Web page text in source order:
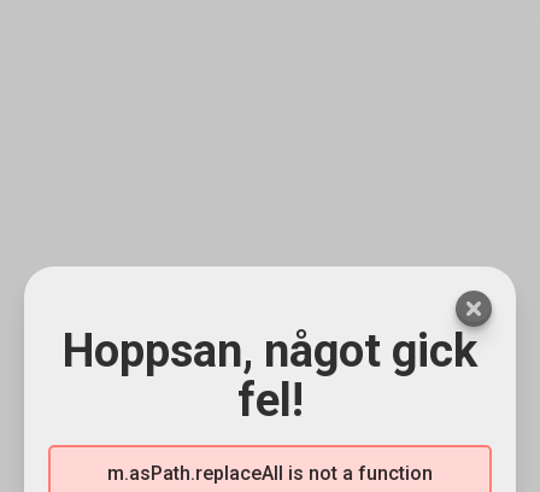
Hoppsan, något gick
fel!
m.asPath.replaceAll is not a function